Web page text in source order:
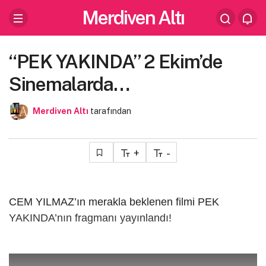
Merdiven Altı
“PEK YAKINDA” 2 Ekim’de
Sinemalarda…
Merdiven Altı tarafından
+ -
CEM YILMAZ’ın merakla beklenen filmi PEK
YAKINDA’nın fragmanı yayınlandı!